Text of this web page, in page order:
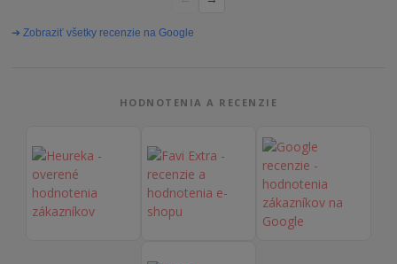
problémov. Vrele odporúčam!“
➔ Zobraziť všetky recenzie na Google
HODNOTENIA A RECENZIE